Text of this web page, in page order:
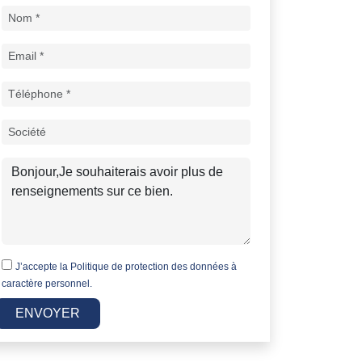
J’accepte la Politique de protection des données à
caractère personnel.
ENVOYER